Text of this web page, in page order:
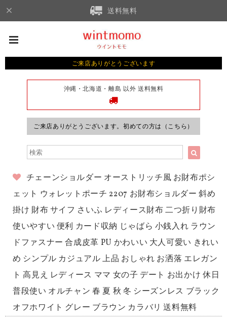
送料無料
ご来店ありがとうございます
沖縄・北海道・離島 以外 送料無料
ご来店ありがとうございます。初めての方は（こちら）
チェーンショルダー オーストリッチ風 お財布ポシ
ェット ウォレットポーチ 2207 お財布ショルダー 斜め
掛け 財布 サイフ さいふ レディース財布 二つ折り財布
使いやすい 便利 カード収納 じゃばら 小銭入れ ラウン
ドファスナー 合成皮革 PU かわいい 大人可愛い きれい
め シンプル カジュアル 上品 おしゃれ お洒落 エレガン
ト 高見え レディース ママ 女の子 デート お出かけ 休日
普段使い オルチャン 春 夏 秋 冬 シーズンレス ブラック
オフホワイト グレー ブラウン カラバリ 送料無料